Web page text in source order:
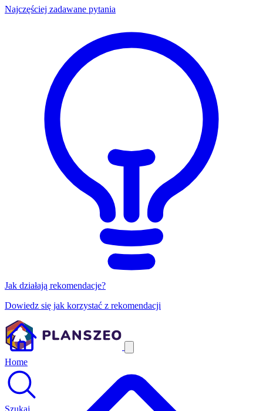
Najczęściej zadawane pytania
Jak działają rekomendacje?
Dowiedz się jak korzystać z rekomendacji
Home
Szukaj